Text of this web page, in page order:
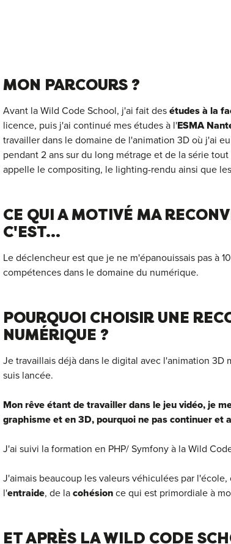
MON PARCOURS ?
Avant la Wild Code School, j'ai fait des études à la
licence, puis j'ai continué mes études à l'ESMA
travailler dans le domaine de l'animation 3D où j'ai
pendant 2 ans sur du long métrage et de la série
appelle le compositing, le lighting-rendu ainsi que
CE QUI A MOTIVÉ MA
C'EST...
Le déclencheur est que je ne m'épanouissais pas à
compétences dans le domaine du numérique.
POURQUOI CHOISIR UNE
NUMÉRIQUE ?
Je travaillais déjà dans le digital avec l'animation
suis lancée.
Mon rêve étant de travailler dans le jeu vidéo, je
graphisme et en 3D, pourquoi ne pas continuer et
J'ai suivi la formation en PHP/ Symfony à la Wild
J'aimais beaucoup les valeurs véhiculées par
l'entraide, de la cohésion ce qui est primordiale à
ET APRÈS LA WILD CODE